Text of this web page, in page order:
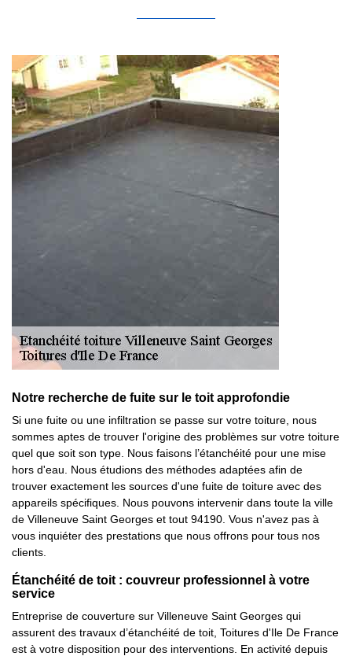
Notre recherche de fuite sur le toit approfondie
Si une fuite ou une infiltration se passe sur votre toiture, nous
sommes aptes de trouver l'origine des problèmes sur votre toiture
quel que soit son type. Nous faisons l’étanchéité pour une mise
hors d'eau. Nous étudions des méthodes adaptées afin de
trouver exactement les sources d'une fuite de toiture avec des
appareils spécifiques. Nous pouvons intervenir dans toute la ville
de Villeneuve Saint Georges et tout 94190. Vous n'avez pas à
vous inquiéter des prestations que nous offrons pour tous nos
clients.
Étanchéité de toit : couvreur professionnel à votre
service
Entreprise de couverture sur Villeneuve Saint Georges qui
assurent des travaux d’étanchéité de toit, Toitures d'Ile De France
est à votre disposition pour des interventions. En activité depuis